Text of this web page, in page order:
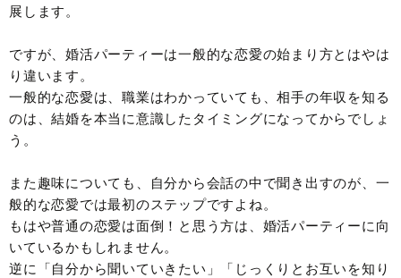
展します。
ですが、婚活パーティーは一般的な恋愛の始まり方とはやは
り違います。
一般的な恋愛は、職業はわかっていても、相手の年収を知る
のは、結婚を本当に意識したタイミングになってからでしょ
う。
また趣味についても、自分から会話の中で聞き出すのが、一
般的な恋愛では最初のステップですよね。
もはや普通の恋愛は面倒！と思う方は、婚活パーティーに向
いているかもしれません。
逆に「自分から聞いていきたい」「じっくりとお互いを知り